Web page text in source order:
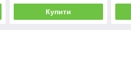
Купити